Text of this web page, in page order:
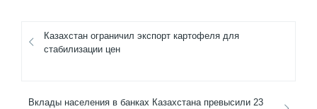
Казахстан ограничил экспорт картофеля для
стабилизации цен
Вклады населения в банках Казахстана превысили 23